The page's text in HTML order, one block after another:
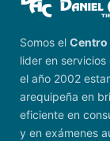
Somos el Centro
lider en
el año 2002
arequipeña en
eficiente en
y en exámenes